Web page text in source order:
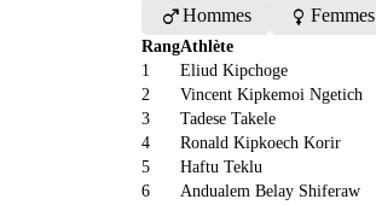
maleHommes female Femmes
RangAthlète
1
Eliud Kipchoge
2
Vincent Kipkemoi Ngetich
3
Tadese Takele
4
Ronald Kipkoech Korir
5
Haftu Teklu
6
Andualem Belay Shiferaw